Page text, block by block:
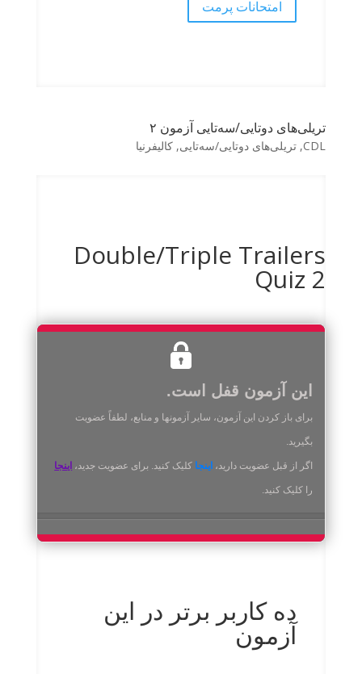
امتحانات پرمت
تریلی‌های دوتایی/سه‌تایی آزمون ۲
CDL
, تریلی‌های دوتایی/سه‌تایی, کالیفرنیا
Double/Triple Trailers
Quiz 2
این آزمون قفل است.
برای باز کردن این آزمون، سایر آزمونها و منابع، لطفاً عضویت
بگیرید.
اگر از قبل عضویت دارید، اینجا کلیک کنید. برای عضویت جدید، اینجا
را کلیک کنید.
ده کاربر برتر در این
آزمون